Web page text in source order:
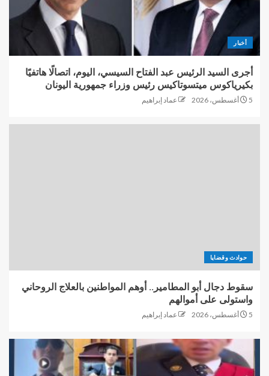
أخبار
أجرى السيد الرئيس عبد الفتاح السيسي، اليوم، اتصالًا هاتفيًا
بكيرياكوس ميتسوتاكيس رئيس وزراء جمهورية اليونان
5 أغسطس، 2026 عماد إبراهيم
حوادث وقضايا
سقوط دجال أبو المطامير.. أوهم المواطنين بالعلاج الروحاني
واستولى على أموالهم
5 أغسطس، 2026 عماد إبراهيم